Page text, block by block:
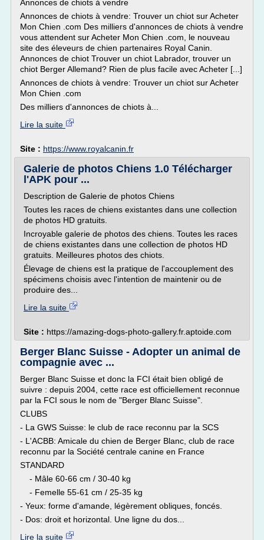
Annonces de chiots à vendre
Annonces de chiots à vendre: Trouver un chiot sur Acheter
Mon Chien .com Des milliers d'annonces de chiots à vendre
vous attendent sur Acheter Mon Chien .com, le nouveau
site des éleveurs de chien partenaires Royal Canin.
Annonces de chiot Trouver un chiot Labrador, trouver un
chiot Berger Allemand? Rien de plus facile avec Acheter [...]
Annonces de chiots à vendre: Trouver un chiot sur Acheter
Mon Chien .com
Des milliers d'annonces de chiots à...
Lire la suite
Site : https://www.royalcanin.fr
Galerie de photos Chiens 1.0 Télécharger
l'APK pour ...
Description de Galerie de photos Chiens
Toutes les races de chiens existantes dans une collection
de photos HD gratuits.
Incroyable galerie de photos des chiens. Toutes les races
de chiens existantes dans une collection de photos HD
gratuits. Meilleures photos des chiots.
Élevage de chiens est la pratique de l'accouplement des
spécimens choisis avec l'intention de maintenir ou de
produire des...
Lire la suite
Site : https://amazing-dogs-photo-gallery.fr.aptoide.com
Berger Blanc Suisse - Adopter un animal de
compagnie avec ...
Berger Blanc Suisse et donc la FCI était bien obligé de
suivre : depuis 2004, cette race est officiellement reconnue
par la FCI sous le nom de "Berger Blanc Suisse".
CLUBS
- La GWS Suisse: le club de race reconnu par la SCS
- L'ACBB: Amicale du chien de Berger Blanc, club de race
reconnu par la Société centrale canine en France
STANDARD
- Mâle 60-66 cm / 30-40 kg
- Femelle 55-61 cm / 25-35 kg
- Yeux: forme d'amande, légèrement obliques, foncés.
- Dos: droit et horizontal. Une ligne du dos...
Lire la suite